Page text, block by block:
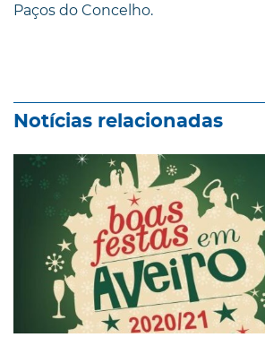
Paços do Concelho.
Notícias relacionadas